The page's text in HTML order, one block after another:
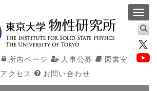
所内ページ 人事公募
図書室
アクセス
お問い合わせ